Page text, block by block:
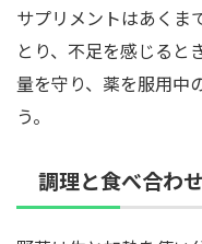
サプリメントはあくま
とり、不足を感じると
量を守り、薬を服用中
う。
調理と食べ合わ